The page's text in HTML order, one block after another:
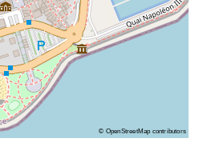
© OpenStreetMap contributors